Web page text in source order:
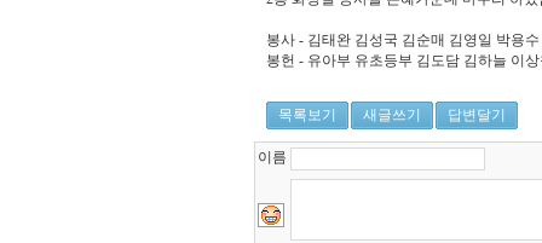
봉사 - 김태완 김성국 김순매 김영일 박용
봉헌 - 유아부 유초등부 김도담 김하늘 이
목록보기 새글쓰기 답변달기
이름